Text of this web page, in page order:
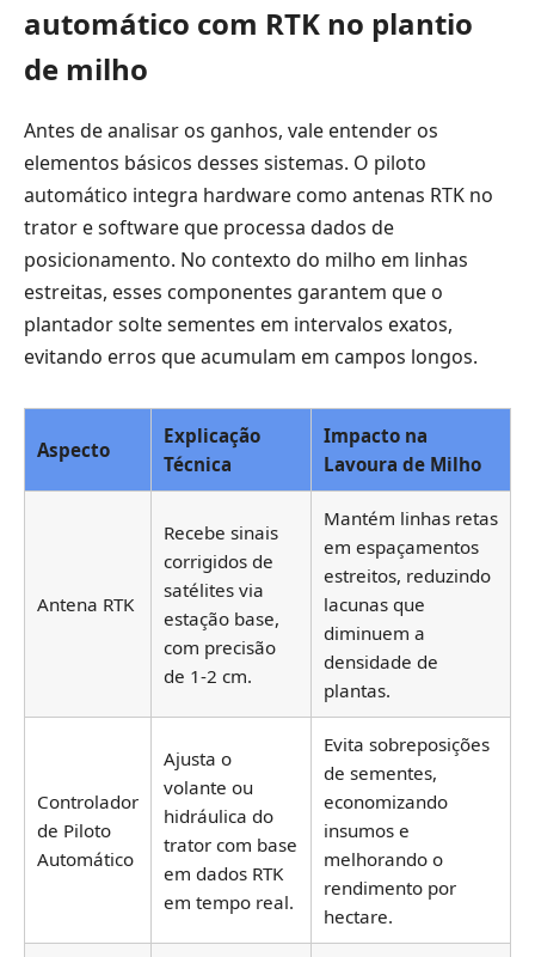
automático com RTK no plantio
de milho
Antes de analisar os ganhos, vale entender os
elementos básicos desses sistemas. O piloto
automático integra hardware como antenas RTK no
trator e software que processa dados de
posicionamento. No contexto do milho em linhas
estreitas, esses componentes garantem que o
plantador solte sementes em intervalos exatos,
evitando erros que acumulam em campos longos.
Aspecto
Explicação
Técnica
Impacto na
Lavoura de Milho
Antena RTK
Recebe sinais
corrigidos de
satélites via
estação base,
com precisão
de 1-2 cm.
Mantém linhas retas
em espaçamentos
estreitos, reduzindo
lacunas que
diminuem a
densidade de
plantas.
Controlador
de Piloto
Automático
Ajusta o
volante ou
hidráulica do
trator com base
em dados RTK
em tempo real.
Evita sobreposições
de sementes,
economizando
insumos e
melhorando o
rendimento por
hectare.